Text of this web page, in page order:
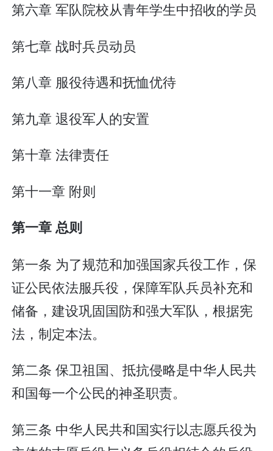
第六章 军队院校从青年学生中招收的学员
第七章 战时兵员动员
第八章 服役待遇和抚恤优待
第九章 退役军人的安置
第十章 法律责任
第十一章 附则
第一章 总则
第一条 为了规范和加强国家兵役工作，保
证公民依法服兵役，保障军队兵员补充和
储备，建设巩固国防和强大军队，根据宪
法，制定本法。
第二条 保卫祖国、抵抗侵略是中华人民共
和国每一个公民的神圣职责。
第三条 中华人民共和国实行以志愿兵役为